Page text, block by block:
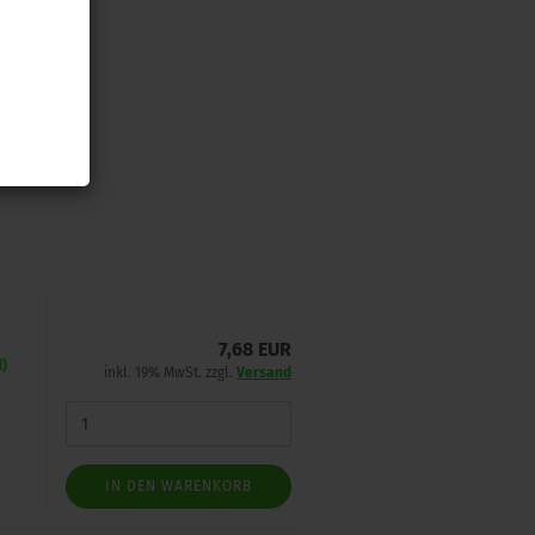
7,68 EUR
inkl. 19% MwSt. zzgl.Versand
IN DEN WARENKORB